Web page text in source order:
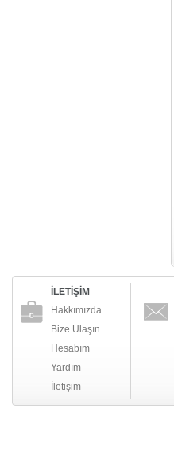
İLETİŞİM
Hakkımızda
Bize Ulaşın
Hesabım
Yardım
İletişim